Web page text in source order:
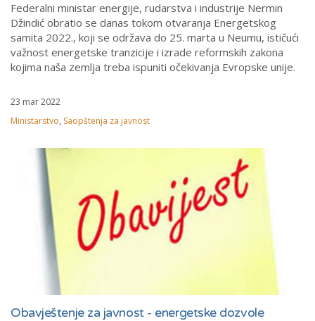
Federalni ministar energije, rudarstva i industrije Nermin
Džindić obratio se danas tokom otvaranja Energetskog
samita 2022., koji se održava do 25. marta u Neumu, ističući
važnost energetske tranzicije i izrade reformskih zakona
kojima naša zemlja treba ispuniti očekivanja Evropske unije.
23 mar 2022
Ministarstvo, Saopštenja za javnost
Obavještenje za javnost - energetske dozvole